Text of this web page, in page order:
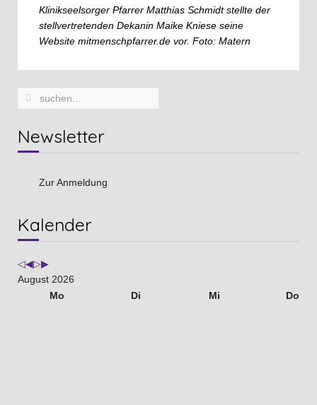
Klinikseelsorger Pfarrer Matthias Schmidt stellte der
stellvertretenden Dekanin Maike Kniese seine
Website mitmenschpfarrer.de vor. Foto: Matern
Newsletter
Zur Anmeldung
Kalender
Jahr
Monat
JahrMonat
August 2026
Mo
Di Mi Do